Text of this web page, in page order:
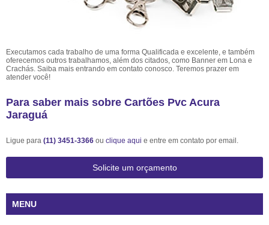
Executamos cada trabalho de uma forma Qualificada e excelente, e também
oferecemos outros trabalhamos, além dos citados, como Banner em Lona e
Crachás. Saiba mais entrando em contato conosco. Teremos prazer em
atender você!
Para saber mais sobre Cartões Pvc Acura
Jaraguá
Ligue para (11) 3451-3366 ou clique aqui e entre em contato por email.
Solicite um orçamento
MENU